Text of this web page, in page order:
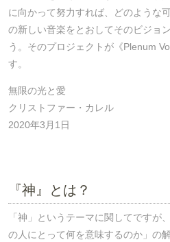
に向かって努力すれば、どのような
の新しい音楽をとおしてそのビジョ
う。そのプロジェクトが《Plenum
す。
無限の光と愛
クリストファー・カレル
2020年3月1日
『神』とは？
「神」というテーマに関してですが
の人にとって何を意味するのか」の